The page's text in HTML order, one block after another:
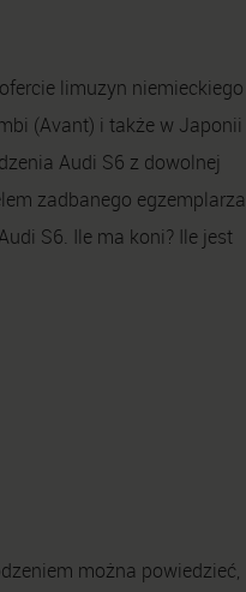
limuzyn niemieckiego
(Avant) i także w Japonii
Audi S6 z dowolnej
zadbanego egzemplarza
S6. Ile ma koni? Ile jest
można powiedzieć,